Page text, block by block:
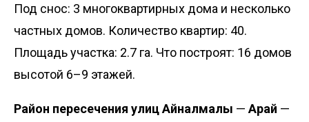
Под снос: 3 многоквартирных дома и несколько
частных домов. Количество квартир: 40.
Площадь участка: 2.7 га. Что построят: 16 домов
высотой 6–9 этажей.
Район пересечения улиц Айналмалы — Арай —